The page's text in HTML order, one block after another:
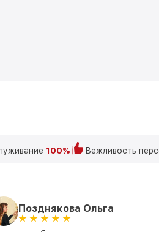
100% Вежливость
Позднякова Ольга